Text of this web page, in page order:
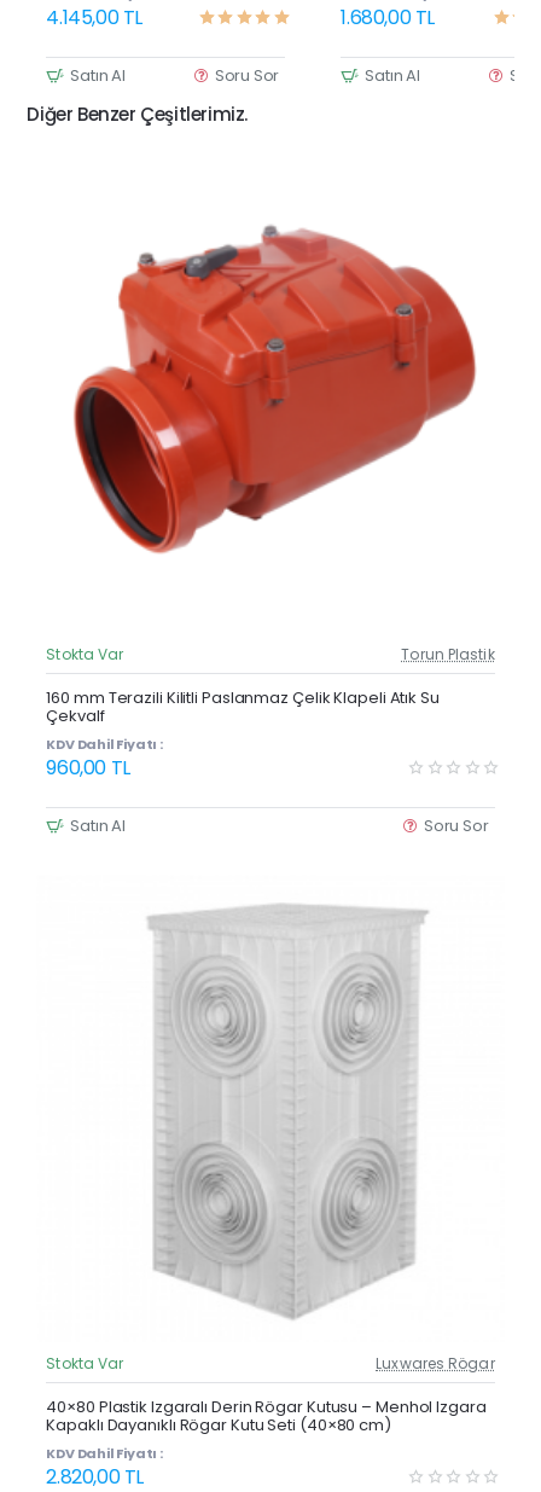
4.145,00 TL
Satın Al Soru Sor
1.680,00 TL
Satın Al
Diğer Benzer Çeşitlerimiz.
Güncel Fiyat
Stokta Var Torun Plastik
160 mm Terazili Kilitli Paslanmaz Çelik Klapeli Atık Su
Çekvalf
KDV Dahil Fiyatı :
960,00 TL
Satın Al Soru Sor
Güncel Fiyat
Yeni Ürün
Stokta Var Luxwares Rögar
40×80 Plastik Izgaralı Derin Rögar Kutusu – Menhol Izgara
Kapaklı Dayanıklı Rögar Kutu Seti (40×80 cm)
KDV Dahil Fiyatı :
2.820,00 TL